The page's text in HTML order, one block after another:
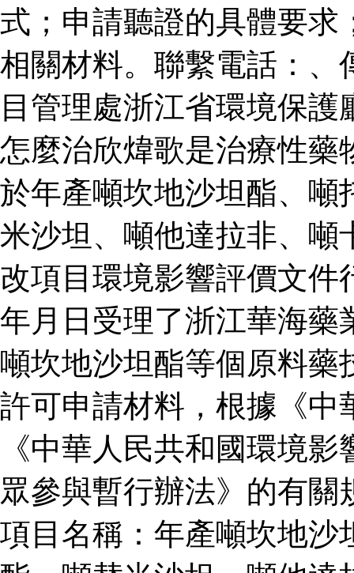
式；申請聽證的具體要求
相關材料。聯繫電話：、
目管理處浙江省環境保護
怎麼治欣煒歌是治療性
於年產噸坎地沙坦酯、噸
米沙坦、噸他達拉非、噸
改項目環境影響評價文件
年月日受理了浙江華海藥
噸坎地沙坦酯等個原料藥
許可申請材料，根據《中
《中華人民共和國環境
眾參與暫行辦法》的有
項目名稱：年產噸坎地沙